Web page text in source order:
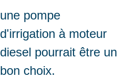
une pompe
d'irrigation à moteur
diesel pourrait être un
bon choix.